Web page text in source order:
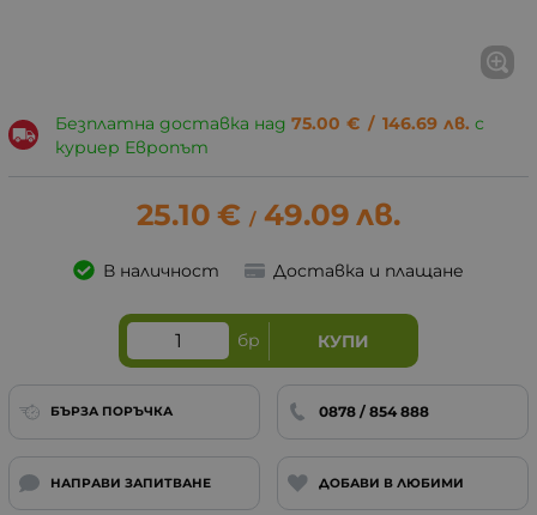
Безплатна доставка над 75.00 € / 146.69 лв. с
куриер Европът
25.10 € / 49.09 лв.
В наличност Доставка и плащане
бр КУПИ
БЪРЗА ПОРЪЧКА 0878 / 854 888
НАПРАВИ ЗАПИТВАНЕ ДОБАВИ В ЛЮБИМИ